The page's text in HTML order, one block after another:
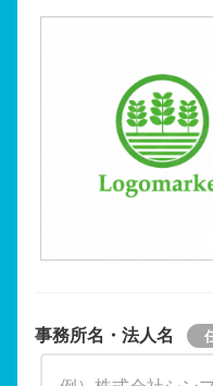
事務所名・法人名